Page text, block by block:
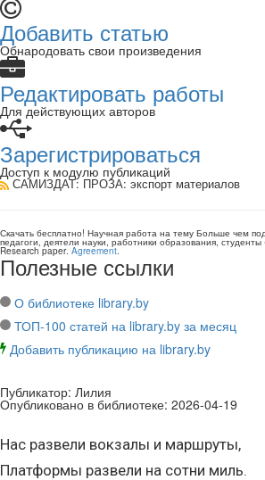
Добавить статью
Обнародовать свои произведения
Редактировать работы
Для действующих авторов
Зарегистрироваться
Доступ к модулю публикаций
САМИЗДАТ: ПРОЗА: экспорт материалов
Скачать бесплатно! Научная работа на тему Больше чем
педагоги, деятели науки, работники образования, студенты
Research paper. Agreement.
Полезные ссылки
О библиотеке library.by
ТОП-100 статей на library.by за месяц
Добавить публикацию на library.by
Публикатор: Лилия
Опубликовано в библиотеке: 2026-04-19
Нас развели вокзалы и маршруты,
Платформы развели на сотни миль.